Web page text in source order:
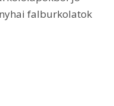
falburkolatok